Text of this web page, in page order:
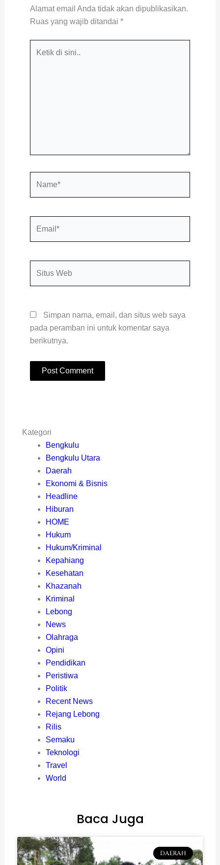
Alamat email Anda tidak akan dipublikasikan.
Ruas yang wajib ditandai *
Simpan nama, email, dan situs web saya
pada peramban ini untuk komentar saya
berikutnya.
Kategori
Bengkulu
Bengkulu Utara
Daerah
Ekonomi & Bisnis
Headline
Hiburan
HOME
Hukum
Hukum/Kriminal
Kepahiang
Kesehatan
Khazanah
Kriminal
Lebong
News
Olahraga
Opini
Pendidikan
Peristiwa
Politik
Recent News
Rejang Lebong
Rilis
Semaku
Teknologi
Travel
World
Baca Juga
DAERAH